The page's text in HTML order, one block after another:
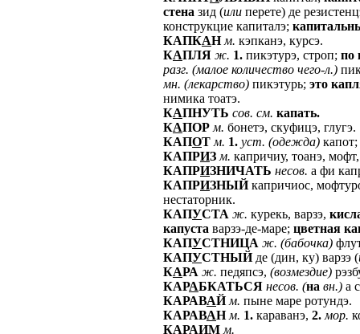
стена зид (или перете) де
конструкцие капиталэ;
КАПКАН м. кэпканэ, курсэ.
КАПЛЯ ж. 1. пикэтурэ, строп; по
разг. (малое количество чего-л.)
мн. (лекарство) пикэтурь; это
нимика тоатэ.
КАПНУТЬ сов. см. капать.
КАПОР м. бонетэ, скуфицэ, глугэ.
КАПОТ м. 1. уст. (одежда) капот;
КАПРИЗ м. капричиу, тоанэ,
КАПРИЗНИЧАТЬ несов. а фи
КАПРИЗНЫЙкапричиос,
нестаторник.
КАПУСТА ж. курекь, варзэ,
капуста варзэ-де-маре; цветная
КАПУСТНИЦА ж. (бабочка)
КАПУСТНЫЙде (дин, ку) варзэ (
КАРА ж. педяпсэ, (возмездие)
КАРАБКАТЬСЯ несов. (на вн.) а
КАРАВАЙ м. пыне маре ротундэ.
КАРАВАН м. 1. караванэ, 2. мор.
КАРАИМ м.